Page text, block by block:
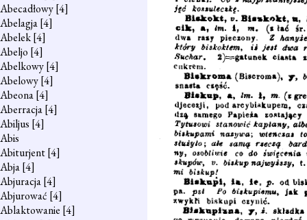
Abecadłowy[4]
Abelagja[4]
Abelek[4]
Abeljo [4]
Abelkowy[4]
Abelowy[4]
Abeona[4]
Aberracja[4]
Abiljus [4]
Abis
Abiturjent[4]
Abja[4]
Abjuracja[4]
Abjurować [4]
Ablaktowanie [4]